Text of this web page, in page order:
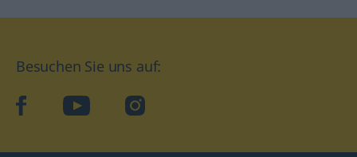
Besuchen Sie uns auf:
facebookYouTube Instagram